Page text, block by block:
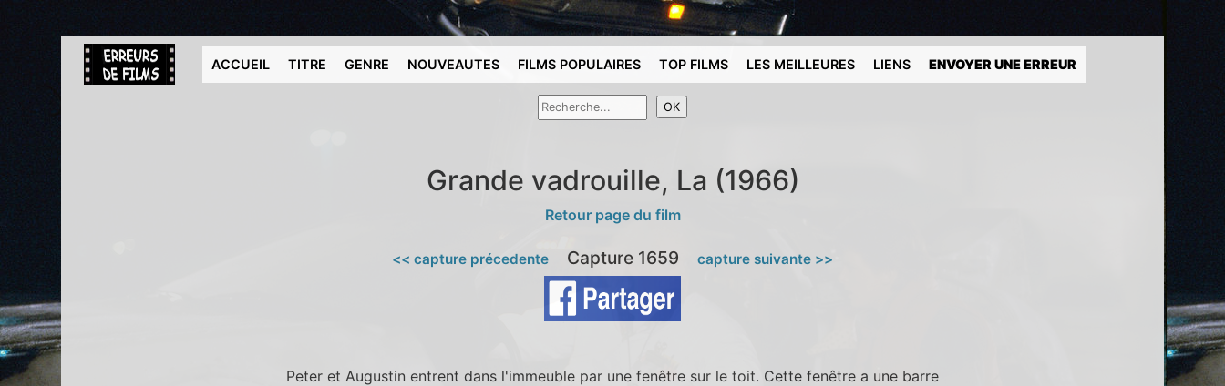
ACCUEIL TITRE GENRE NOUVEAUTES FILMS POPULAIRES TOP FILMS LES MEILLEURES LIENS ENVOYER UNE ERREUR
Grande vadrouille, La (1966)
Retour page du film
<< capture précedente Capture 1659 capture suivante >>
Peter et Augustin entrent dans l'immeuble par une fenêtre sur le toit. Cette fenêtre a une barre